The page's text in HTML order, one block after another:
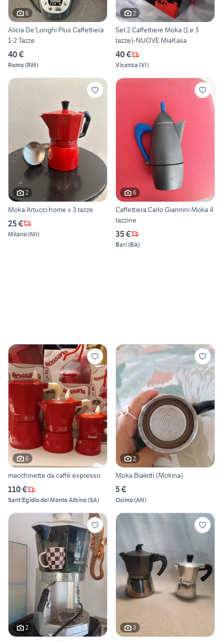
6
Alicia De’Longhi Plus Caffettiera
1-2 Tazze
40 €
Roma (RM)
2
Set 2 Caffettiere Moka (1 e 3
tazze)-NUOVE MiaKasa
40 €
Vicenza (VI)
2
Moka Artucci home x 3 tazze
25 €
Milano(MI)
6
Caffettiera Carlo Giannini Moka 4
tazzine
35 €
Bari(BA)
6
macchinette da caffè expresso
110 €
Sant'Egidio del Monte Albino(SA)
2
Moka Bialetti (Mokina)
5 €
Osimo(AN)
2 3